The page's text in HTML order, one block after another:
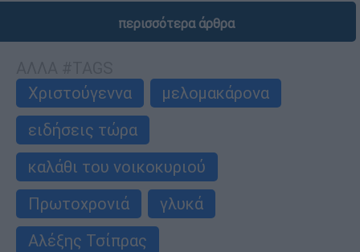
περισσότερα άρθρα
Χριστούγεννα
μελομακάρονα
ειδήσεις τώρα
καλάθι του νοικοκυριού
Πρωτοχρονιά
γλυκά
Αλέξης Τσίπρας